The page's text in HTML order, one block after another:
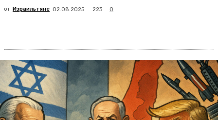
от Израильтяне 02.08.2025 223 0